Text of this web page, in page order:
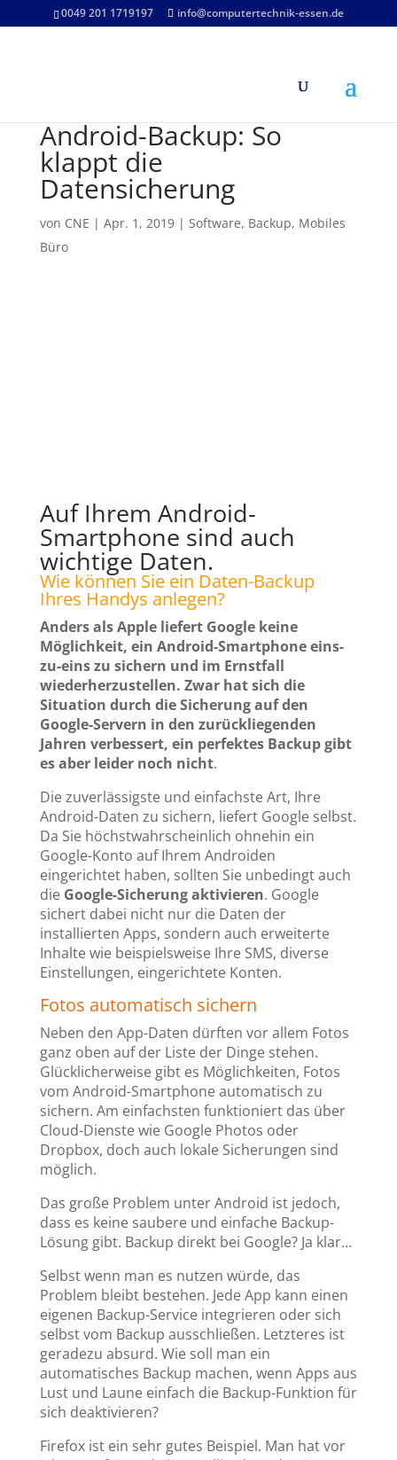
0049 201 1719197 info@computertechnik-essen.de
Android-Backup: So
klappt die
Datensicherung
von CNE | Apr. 1, 2019| Software, Backup, Mobiles
Büro
Auf Ihrem Android-
Smartphone sind auch
wichtige Daten.
Wie können Sie ein Daten-Backup
Ihres Handys anlegen?
Anders als Apple liefert Google keine
Möglichkeit, ein Android-Smartphone eins-
zu-eins zu sichern und im Ernstfall
wiederherzustellen. Zwar hat sich die
Situation durch die Sicherung auf den
Google-Servern in den zurückliegenden
Jahren verbessert, ein perfektes Backup gibt
es aber leider noch nicht.
Die zuverlässigste und einfachste Art, Ihre
Android-Daten zu sichern, liefert Google selbst.
Da Sie höchstwahrscheinlich ohnehin ein
Google-Konto auf Ihrem Androiden
eingerichtet haben, sollten Sie unbedingt auch
die Google-Sicherung aktivieren. Google
sichert dabei nicht nur die Daten der
installierten Apps, sondern auch erweiterte
Inhalte wie beispielsweise Ihre SMS, diverse
Einstellungen, eingerichtete Konten.
Fotos automatisch sichern
Neben den App-Daten dürften vor allem Fotos
ganz oben auf der Liste der Dinge stehen.
Glücklicherweise gibt es Möglichkeiten, Fotos
vom Android-Smartphone automatisch zu
sichern. Am einfachsten funktioniert das über
Cloud-Dienste wie Google Photos oder
Dropbox, doch auch lokale Sicherungen sind
möglich.
Das große Problem unter Android ist jedoch,
dass es keine saubere und einfache Backup-
Lösung gibt. Backup direkt bei Google? Ja klar…
Selbst wenn man es nutzen würde, das
Problem bleibt bestehen. Jede App kann einen
eigenen Backup-Service integrieren oder sich
selbst vom Backup ausschließen. Letzteres ist
geradezu absurd. Wie soll man ein
automatisches Backup machen, wenn Apps aus
Lust und Laune einfach die Backup-Funktion für
sich deaktivieren?
Firefox ist ein sehr gutes Beispiel. Man hat vor